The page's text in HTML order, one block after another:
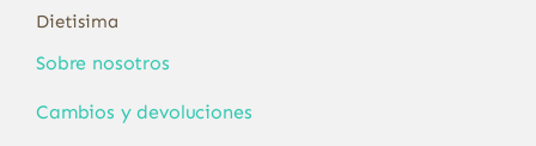
Dietisima
Sobre nosotros
Cambios y devoluciones